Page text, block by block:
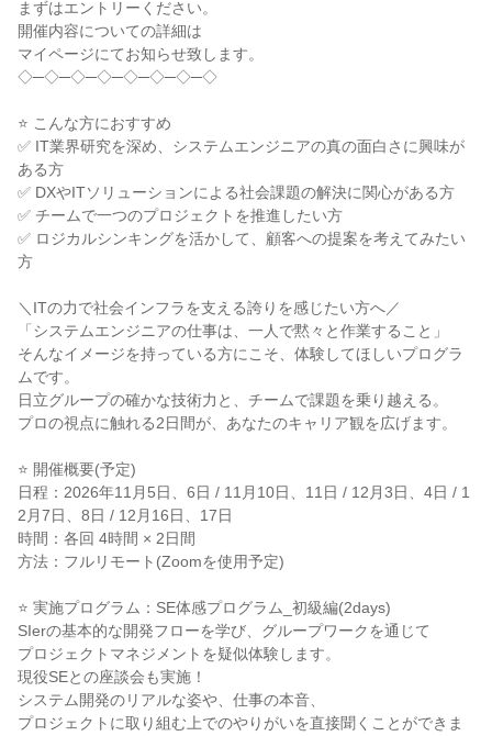
まずはエントリーください。
開催内容についての詳細は
マイページにてお知らせ致します。
◇─◇─◇─◇─◇─◇─◇─◇
⭐ こんな方におすすめ
✅ IT業界研究を深め、システムエンジニアの真の面白さに興味が
ある方
✅ DXやITソリューションによる社会課題の解決に関心がある方
✅ チームで一つのプロジェクトを推進したい方
✅ ロジカルシンキングを活かして、顧客への提案を考えてみたい
方
＼ITの力で社会インフラを支える誇りを感じたい方へ／
「システムエンジニアの仕事は、一人で黙々と作業すること」
そんなイメージを持っている方にこそ、体験してほしいプログラ
ムです。
日立グループの確かな技術力と、チームで課題を乗り越える。
プロの視点に触れる2日間が、あなたのキャリア観を広げます。
⭐ 開催概要(予定)
日程：2026年11月5日、6日 / 11月10日、11日 / 12月3日、4日 / 1
2月7日、8日 / 12月16日、17日
時間：各回 4時間 × 2日間
方法：フルリモート(Zoomを使用予定)
⭐ 実施プログラム：SE体感プログラム_初級編(2days)
SIerの基本的な開発フローを学び、グループワークを通じて
プロジェクトマネジメントを疑似体験します。
現役SEとの座談会も実施！
システム開発のリアルな姿や、仕事の本音、
プロジェクトに取り組む上でのやりがいを直接聞くことができま